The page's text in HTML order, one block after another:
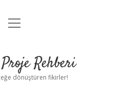
Anasayfa
Uyarı
menüyü
Rehberi
dönüştüren fikirler!